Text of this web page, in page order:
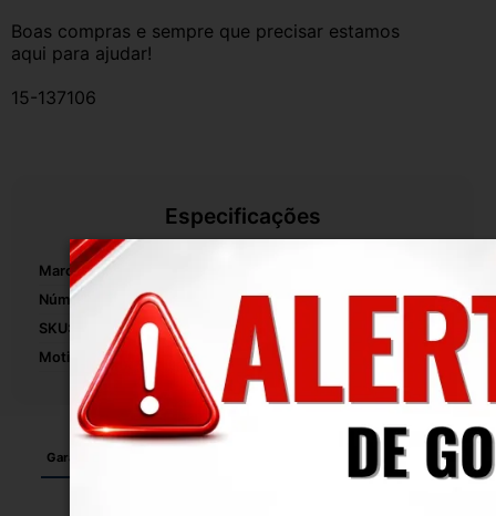
Boas compras e sempre que precisar estamos
aqui para ajudar!
15-137106
Especificações
Marca:
Número De Peça: 2480632
SKU: 15-137106
Motivo De GTIN Vacío: Outro
Garantia Troca e Devolução